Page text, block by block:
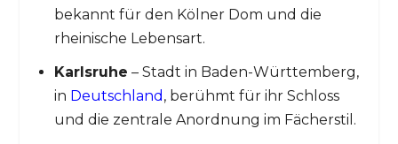
bekannt für den Kölner Dom und die
rheinische Lebensart.
Karlsruhe – Stadt in Baden-Württemberg,
in Deutschland , berühmt für ihr Schloss
und die zentrale Anordnung im Fächerstil.